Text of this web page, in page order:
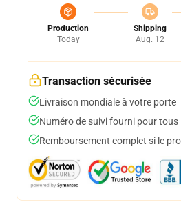
Production
Today
Shipping
Aug. 12
Transaction sécurisée
Livraison mondiale à votre porte
Numéro de suivi fourni pour tous
Remboursement complet si le